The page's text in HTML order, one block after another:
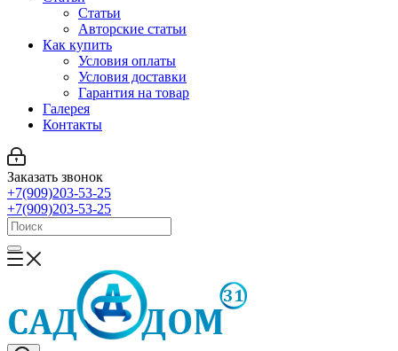
Статьи
Авторские статьи
Как купить
Условия оплаты
Условия доставки
Гарантия на товар
Галерея
Контакты
Заказать звонок
+7(909)203-53-25
+7(909)203-53-25